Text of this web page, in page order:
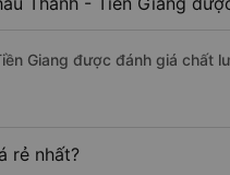
Giang được đánh giá chất
rẻ nhất?